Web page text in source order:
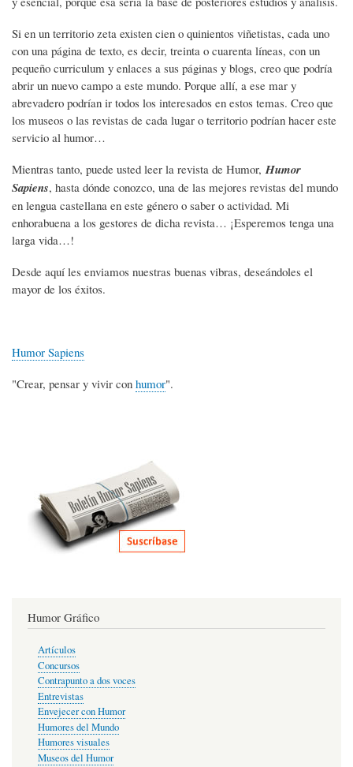
Si en un territorio zeta existen cien o quinientos viñetistas, cada uno
con una página de texto, es decir, treinta o cuarenta líneas, con un
pequeño curriculum y enlaces a sus páginas y blogs, creo que podría
abrir un nuevo campo a este mundo. Porque allí, a ese mar y
abrevadero podrían ir todos los interesados en estos temas. Creo que
los museos o las revistas de cada lugar o territorio podrían hacer este
servicio al humor…
Mientras tanto, puede usted leer la revista de Humor, Humor
Sapiens, hasta dónde conozco, una de las mejores revistas del mundo
en lengua castellana en este género o saber o actividad. Mi
enhorabuena a los gestores de dicha revista… ¡Esperemos tenga una
larga vida…!
Desde aquí les enviamos nuestras buenas vibras, deseándoles el
mayor de los éxitos.
Humor Sapiens
"Crear, pensar y vivir con humor".
Humor Gráfico
Artículos
Concursos
Contrapunto a dos voces
Entrevistas
Envejecer con Humor
Humores del Mundo
Humores visuales
Museos del Humor